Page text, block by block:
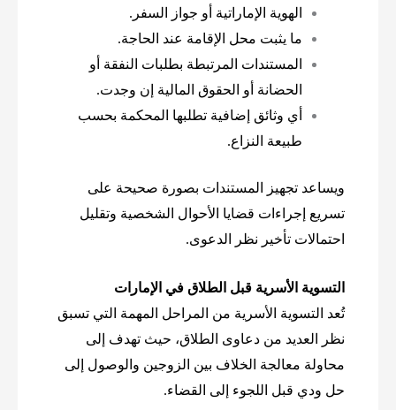
الهوية الإماراتية أو جواز السفر.
ما يثبت محل الإقامة عند الحاجة.
المستندات المرتبطة بطلبات النفقة أو
الحضانة أو الحقوق المالية إن وجدت.
أي وثائق إضافية تطلبها المحكمة بحسب
طبيعة النزاع.
ويساعد تجهيز المستندات بصورة صحيحة على
تسريع إجراءات قضايا الأحوال الشخصية وتقليل
احتمالات تأخير نظر الدعوى.
التسوية الأسرية قبل الطلاق في الإمارات
تُعد التسوية الأسرية من المراحل المهمة التي تسبق
نظر العديد من دعاوى الطلاق، حيث تهدف إلى
محاولة معالجة الخلاف بين الزوجين والوصول إلى
حل ودي قبل اللجوء إلى القضاء.